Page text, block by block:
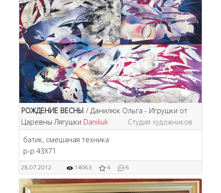
РОЖДЕНИЕ ВЕСНЫ / Данилюк Ольга - Игрушки от
Царевны Лягушки Daniliuk
Студия художников
батик, смешаная техника
р-р 43Х71
28.07.2012 14063 4 6